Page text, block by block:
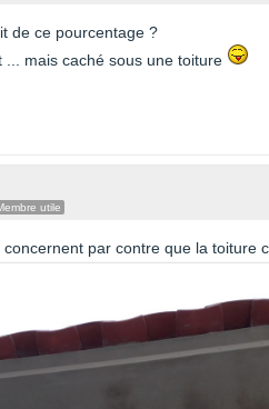
de ce pourcentage ?
mais caché sous une toiture
utile
par contre que la toiture